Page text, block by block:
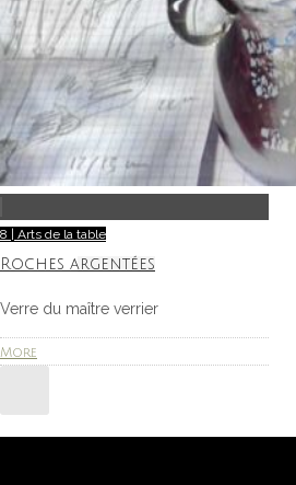
8 | Arts de la table
Roches argentées
Verre du maître verrier
More